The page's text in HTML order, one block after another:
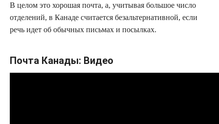
В целом это хорошая почта, а, учитывая большое число
отделений, в Канаде считается безальтернативной, если
речь идет об обычных письмах и посылках.
Почта Канады: Видео